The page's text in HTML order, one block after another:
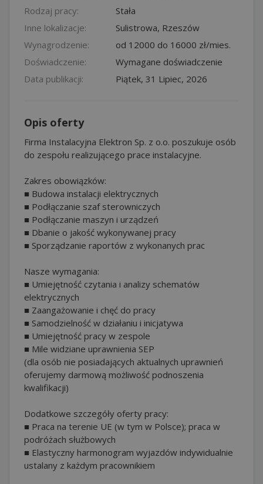
Rodzaj pracy:
Stała
Inne lokalizacje:
Sulistrowa, Rzeszów
Wynagrodzenie:
od 12000 do 16000 zł/mies.
Doświadczenie:
Wymagane doświadczenie
Data publikacji:
Piątek, 31 Lipiec, 2026
Opis oferty
Firma Instalacyjna Elektron Sp. z o.o. poszukuje osób
do zespołu realizującego prace instalacyjne.
Zakres obowiązków:
■ Budowa instalacji elektrycznych
■ Podłączanie szaf sterowniczych
■ Podłączanie maszyn i urządzeń
■ Dbanie o jakość wykonywanej pracy
■ Sporządzanie raportów z wykonanych prac
Nasze wymagania:
■ Umiejętność czytania i analizy schematów
elektrycznych
■ Zaangażowanie i chęć do pracy
■ Samodzielność w działaniu i inicjatywa
■ Umiejętność pracy w zespole
■ Mile widziane uprawnienia SEP
(dla osób nie posiadających aktualnych uprawnień
oferujemy darmową możliwość podnoszenia
kwalifikacji)
Dodatkowe szczegóły oferty pracy:
■ Praca na terenie UE (w tym w Polsce); praca w
podróżach służbowych
■ Elastyczny harmonogram wyjazdów indywidualnie
ustalany z każdym pracownikiem